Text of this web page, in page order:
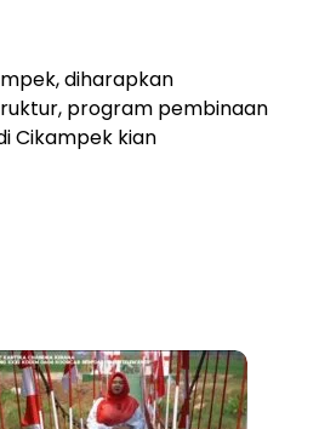
diharapkan
program pembinaan
Cikampek kian